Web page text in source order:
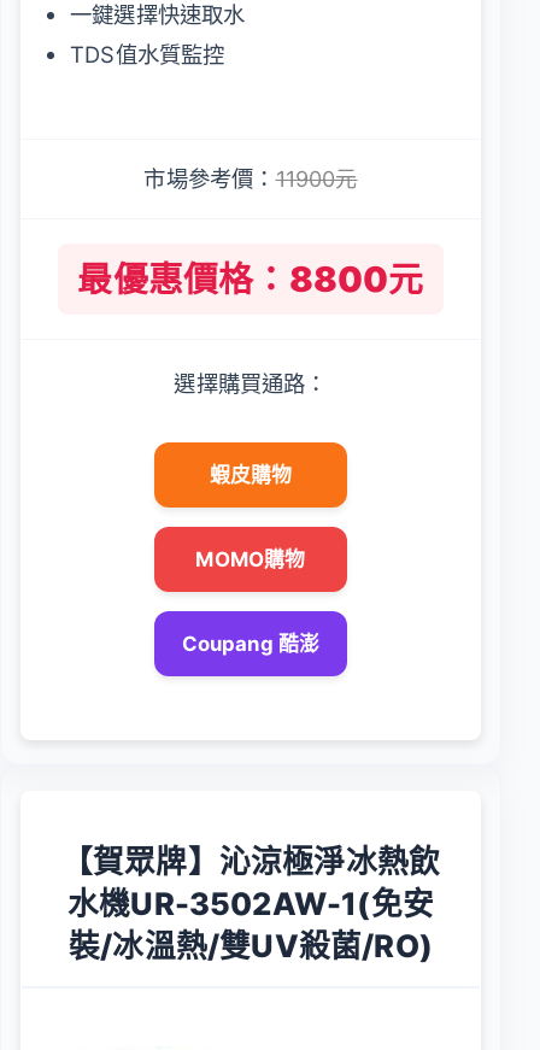
一鍵選擇快速取水
TDS值水質監控
市場參考價：11900元
最優惠價格：8800元
選擇購買通路：
蝦皮購物
MOMO購物
Coupang 酷澎
【賀眾牌】沁涼極淨冰熱飲
水機UR-3502AW-1(免安
裝/冰溫熱/雙UV殺菌/RO)